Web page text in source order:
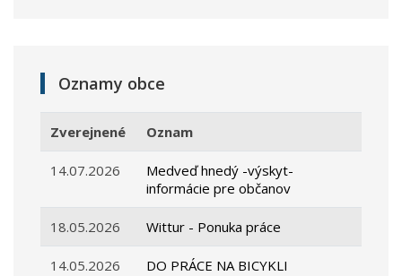
Oznamy obce
Zverejnené Oznam
14.07.2026
Medveď hnedý -výskyt-
informácie pre občanov
18.05.2026 Wittur - Ponuka práce
14.05.2026 DO PRÁCE NA BICYKLI